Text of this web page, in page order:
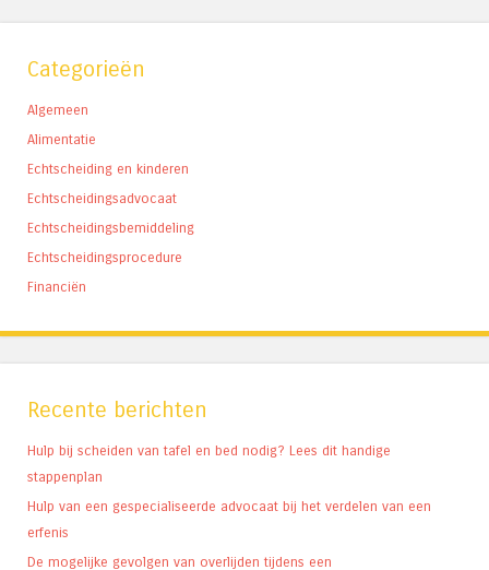
Categorieën
Algemeen
Alimentatie
Echtscheiding en kinderen
Echtscheidingsadvocaat
Echtscheidingsbemiddeling
Echtscheidingsprocedure
Financiën
Recente berichten
Hulp bij scheiden van tafel en bed nodig? Lees dit handige
stappenplan
Hulp van een gespecialiseerde advocaat bij het verdelen van een
erfenis
De mogelijke gevolgen van overlijden tijdens een